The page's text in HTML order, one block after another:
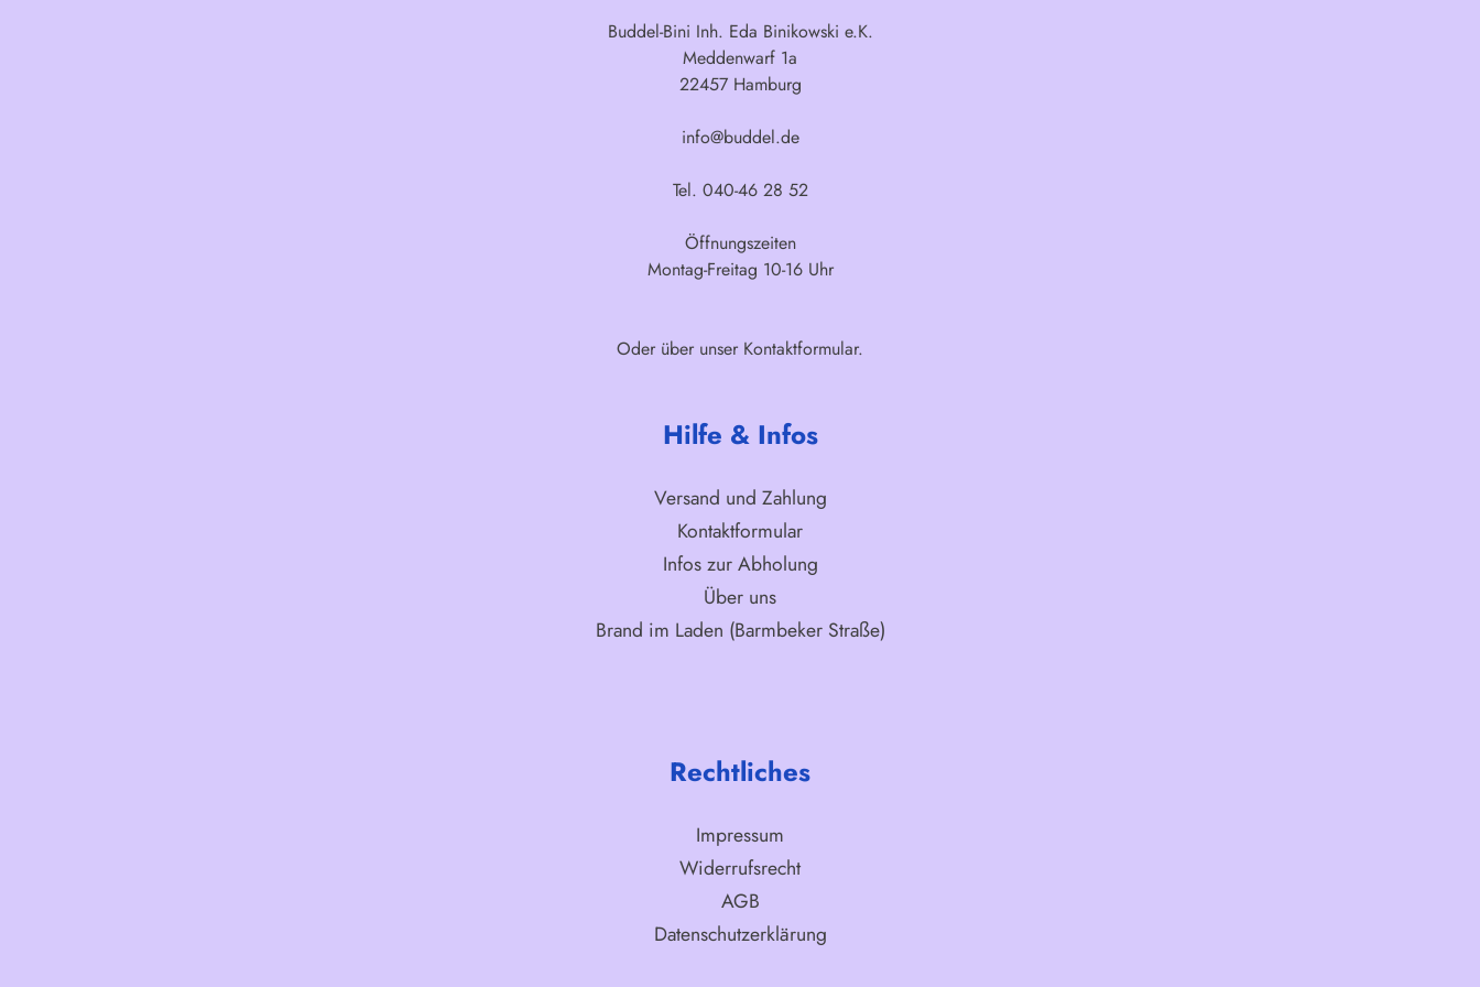
Buddel-Bini Inh. Eda Binikowski e.K.
Meddenwarf 1a
22457 Hamburg
info@buddel.de
Tel. 040-46 28 52
Öffnungszeiten
Montag-Freitag 10-16 Uhr
Oder über unser Kontaktformular.
Hilfe & Infos
Versand und Zahlung
Kontaktformular
Infos zur Abholung
Über uns
Brand im Laden (Barmbeker Straße)
Rechtliches
Impressum
Widerrufsrecht
AGB
Datenschutzerklärung